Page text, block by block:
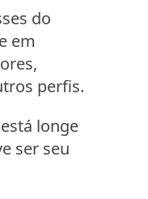
do
em
perfis.
longe
ser seu